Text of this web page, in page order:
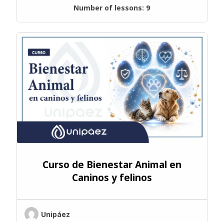
Number of lessons: 9
Curso de Bienestar Animal en
Caninos y felinos
Unipáez